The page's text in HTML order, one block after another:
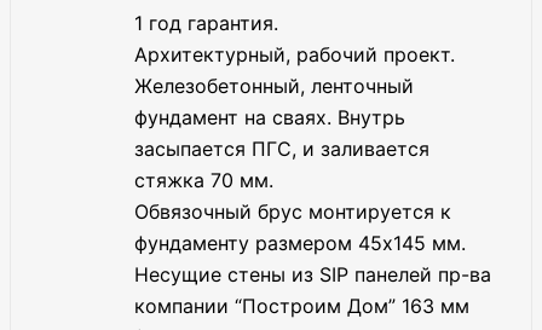
1 год гарантия.
Архитектурный, рабочий проект.
Железобетонный, ленточный
фундамент на сваях. Внутрь
засыпается ПГС, и заливается
стяжка 70 мм.
Обвязочный брус монтируется к
фундаменту размером 45х145 мм.
Несущие стены из SIP панелей пр-ва
компании “Построим Дом” 163 мм